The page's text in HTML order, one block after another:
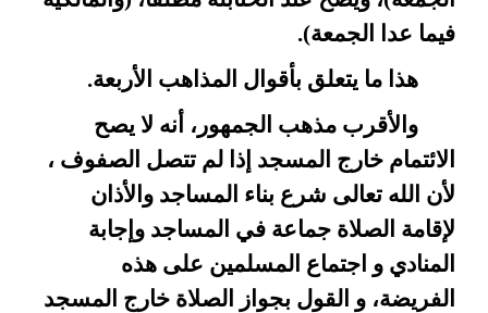
فيما عدا الجمعة).
هذا ما يتعلق بأقوال المذاهب الأربعة.
والأقرب مذهب الجمهور، أنه لا يصح
الائتمام خارج المسجد إذا لم تتصل الصفوف ،
لأن الله تعالى شرع بناء المساجد والأذان
لإقامة الصلاة جماعة في المساجد وإجابة
المنادي و اجتماع المسلمين على هذه
الفريضة، و القول بجواز الصلاة خارج المسجد